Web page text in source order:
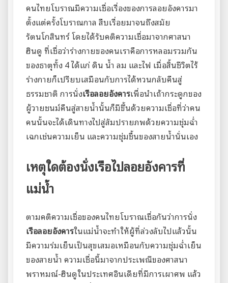
คนไทยโบราณมีความเชื่อเรื่องของการลอยอังคารมา
ตั้งแต่ครั้งโบราณกาล สืบเรื่อยมาจนถึงสมัย
รัตนโกสินทร์ โดยได้รับคติความเชื่อมาจากศาสนา
ฮินดู ที่เชื่อว่าร่างกายของคนเราคือการหลอมรวมกัน
ของธาตุทั้ง 4 ได้แก่ ดิน น้ำ ลม และไฟ เมื่อสิ้นชีวิตไร้
ร่างกายก็เปรียบเสมือนกับการได้หวนกลับคืนสู่
ธรรมชาติ การนั่งเรือลอยอังคารเพื่อนำเถ้ากระดูกของ
ผู้วายชนม์คืนสู่สายน้ำนั้นก็มีขึ้นด้วยความเชื่อที่ว่าคน
คนนั้นจะได้เดินทางไปสู่สัมปรายภพด้วยความชุ่มฉ่ำ
เฉกเช่นความเย็น และความชุ่มชื้นของสายน้ำนั่นเอง
เหตุใดต้องนั่งเรือไปลอยอังคารที่
แม่น้ำ
ตามคติความเชื่อของคนไทยโบราณเชื่อกันว่าการนั่ง
เรือลอยอังคารในแม่น้ำจะทำให้ผู้ที่ล่วงลับไปแล้วนั้น
มีความร่มเย็นเป็นสุขเสมอเหมือนกับความชุ่มฉ่ำเย็น
ของสายน้ำ ความเชื่อนี้มาจากประเพณีของศาสนา
พราหมณ์-ฮินดูในประเทศอินเดียที่มีการเผาศพ แล้ว